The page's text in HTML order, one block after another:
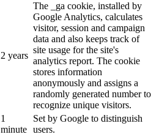
2 years
The _ga cookie, installed by
Google Analytics, calculates
visitor, session and campaign
data and also keeps track of
site usage for the site's
analytics report. The cookie
stores information
anonymously and assigns a
randomly generated number to
recognize unique visitors.
1
minute
Set by Google to distinguish
users.